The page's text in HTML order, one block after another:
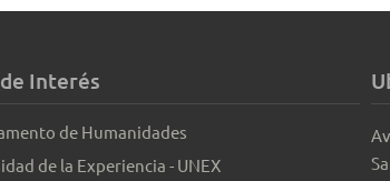
Interés
de Humanidades
de la Experiencia - UNEX